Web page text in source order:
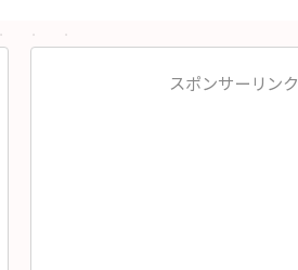
スポンサーリンク